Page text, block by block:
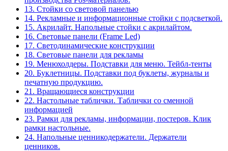
13. Стойки со световой панелью
14. Рекламные и информационные стойки с подсветкой.
15. Акрилайт. Напольные стойки с акрилайтом.
16. Световые панели (Frame Led)
17. Светодинамические конструкции
18. Световые панели для рекламы
19. Менюхолдеры. Подставки для меню. Тейбл-тенты
20. Буклетницы. Подставки под буклеты, журналы и
печатную продукцию.
21. Вращающиеся конструкции
22. Настольные таблички. Таблички со сменной
информацией
23. Рамки для рекламы, информации, постеров. Клик
рамки настольные.
24. Напольные ценникодержатели. Держатели
ценников.